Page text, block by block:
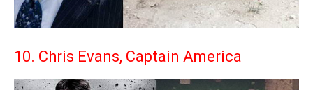
10. Chris Evans, Captain America